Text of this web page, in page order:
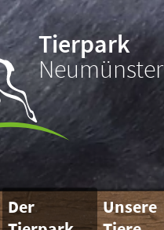
Tierpark
Neumünster
Der
Unsere